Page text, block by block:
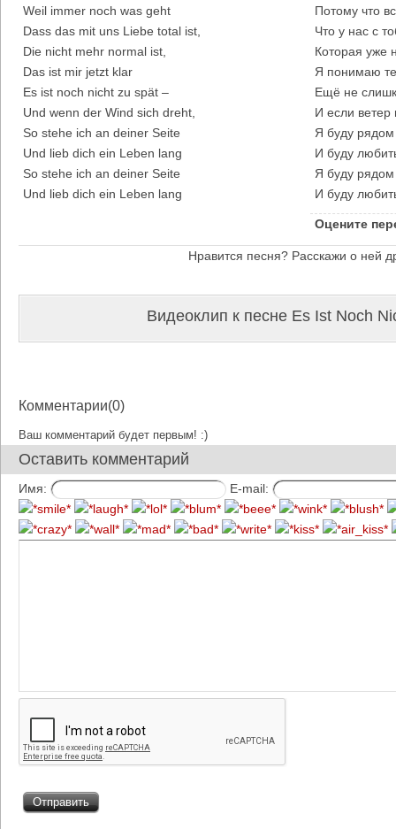
Weil immer noch was geht
Dass das mit uns Liebe total ist,
Die nicht mehr normal ist,
Das ist mir jetzt klar
Es ist noch nicht zu spät –
Und wenn der Wind sich dreht,
So stehe ich an deiner Seite
Und lieb dich ein Leben lang
So stehe ich an deiner Seite
Und lieb dich ein Leben lang
Потому что
Что у нас с
Которая уже
Я понимаю
Ещё не
И если ветер
Я буду рядом
И буду
Я буду рядом
И буду
Оцените
Нравится песня? Расскажи о ней
Видеоклип к песне Es Ist Noch
Комментарии(0)
Ваш комментарий будет первым! :)
Оставить комментарий
Имя: E-mail: